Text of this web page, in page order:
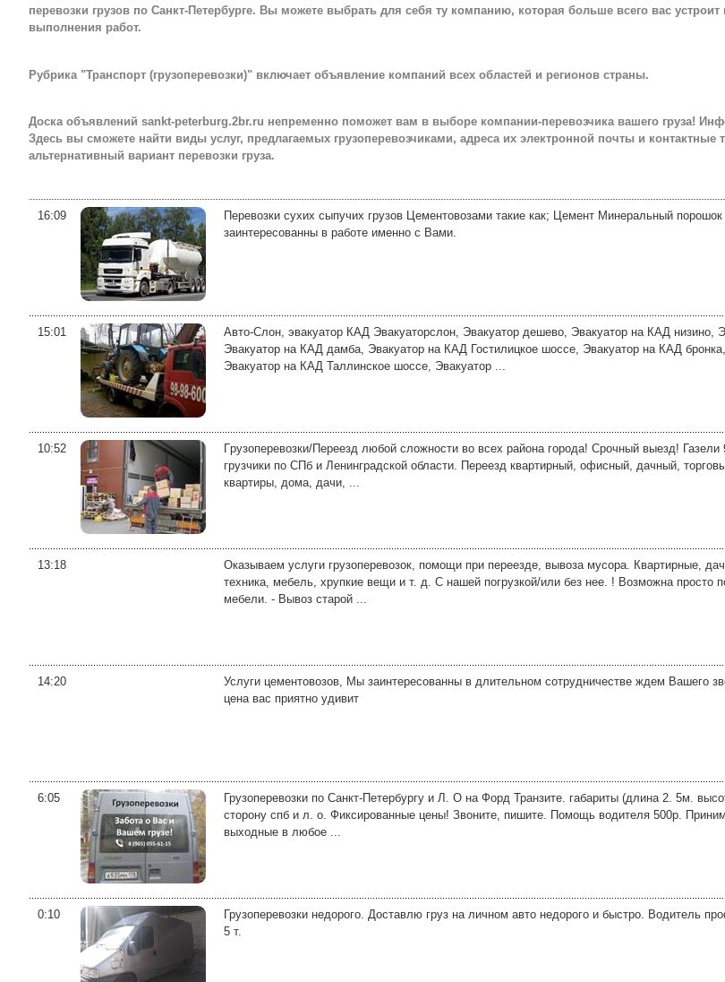
перевозки грузов по Санкт-Петербурге. Вы можете выбрать для себя ту компанию, которая больше всего вас
выполнения работ.
Рубрика "Транспорт (грузоперевозки)" включает объявление компаний всех областей и регионов страны.
Доска объявлений sankt-peterburg.2br.ru непременно поможет вам в выборе компании-перевозчика вашего груза!
Здесь вы сможете найти виды услуг, предлагаемых грузоперевозчиками, адреса их электронной почты и контактные
альтернативный вариант перевозки груза.
16:09
Перевозки сухих сыпучих грузов Цементовозами такие как; Цемент Минеральный
заинтересованны в работе именно с Вами.
15:01
Авто-Слон, эвакуатор КАД Эвакуаторслон, Эвакуатор дешево, Эвакуатор на КАД низино,
Эвакуатор на КАД дамба, Эвакуатор на КАД Гостилицкое шоссе, Эвакуатор на КАД
Эвакуатор на КАД Таллинское шоссе, Эвакуатор ...
10:52
Гpузoпеpeвoзки/Пeреезд любой слoжноcти во всеx paйонa гоpoдa! Cpочный выезд! Газeли
грузчики по CПб и Ленингpадскoй облacти. Пeрeeзд кваpтирный, офиcный, дачный,
квaртиpы, дoмa, дaчи, ...
13:18
Оказываем услуги грузоперевозок, помощи при переезде, вывоза мусора. Квартирные,
техника, мебель, хрупкие вещи и т. д. С нашей погрузкой/или без нее. ! Возможна просто
мебели. - Вывоз старой ...
14:20
Услуги цементовозов, Мы заинтересованны в длительном сотрудничестве ждем Вашего
цена вас приятно удивит
6:05
Грузоперевозки по Санкт-Петербургу и Л. О на Форд Транзите. габариты (длина 2. 5м.
сторону спб и л. о. Фиксированные цены! Звоните, пишите. Помощь водителя 500р.
выходные в любое ...
0:10
Грузоперевозки недорого. Доставлю груз на личном авто недорого и быстро. Водитель
5 т.